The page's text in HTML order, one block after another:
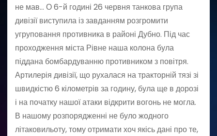
не мав… О 6-й годині 26 червня танкова група
дивізії виступила із завданням розгромити
угруповання противника в районі Дубно. Під час
проходження міста Рівне наша колона була
піддана бомбардуванню противником з повітря.
Артилерія дивізії, що рухалася на тракторній тязі зі
швидкістю 6 кілометрів за годину, була ще в дорозі
і на початку нашої атаки відкрити вогонь не могла.
В нашому розпорядженні не було жодного
літаковильоту, тому отримати хоч якісь дані про те,